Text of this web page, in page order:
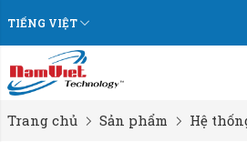
TIẾNG VIỆT
Trang chủ Sản phẩm Hệ